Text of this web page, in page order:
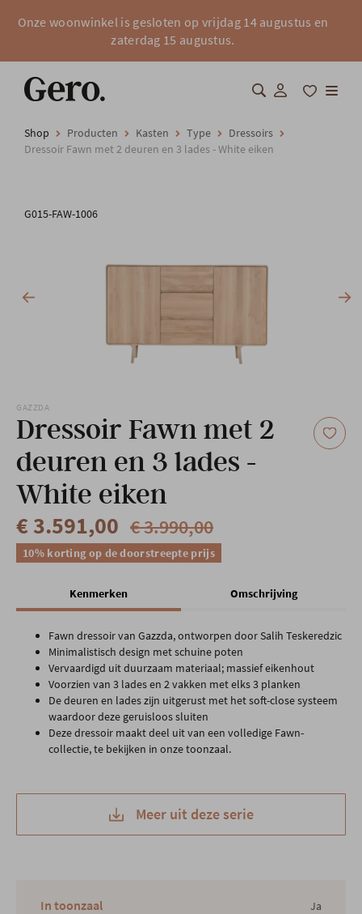
Onze woonwinkel is gesloten op vrijdag 14 augustus en
zaterdag 15 augustus.
Shop
Totaalinrichting
Shop Producten Kasten Type
Dressoirs
Dressoir Fawn met 2 deuren en 3 lades - White eiken
G015-FAW-1006
GAZZDA
Dressoir Fawn met 2
deuren en 3 lades -
White eiken
€ 3.591,00 € 3.990,00
10% korting op de doorstreepte prijs
Kenmerken Omschrijving
Fawn dressoir van Gazzda, ontworpen door Salih Teskeredzic
Minimalistisch design met schuine poten
Vervaardigd uit duurzaam materiaal; massief eikenhout
Voorzien van 3 lades en 2 vakken met elks 3 planken
De deuren en lades zijn uitgerust met het soft-close systeem
waardoor deze geruisloos sluiten
Deze dressoir maakt deel uit van een volledige Fawn-
collectie, te bekijken in onze toonzaal.
Meer uit deze serie
In toonzaal Ja